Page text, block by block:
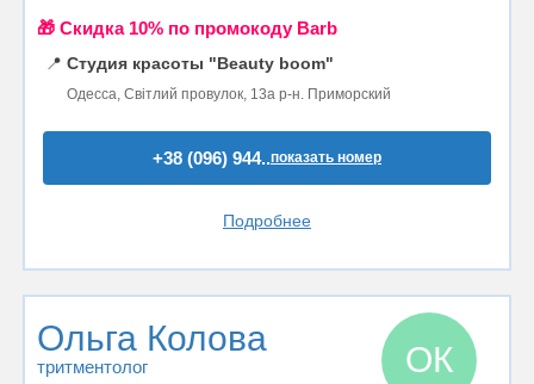
🎁 Cкидка 10% по промокоду Barb
📍 Студия красоты "Beauty boom"
Одесса, Світлий провулок, 13а р-н. Приморский
+38 (096) 944..показать номер
Подробнее
Ольга Колова
тритментолог ОК